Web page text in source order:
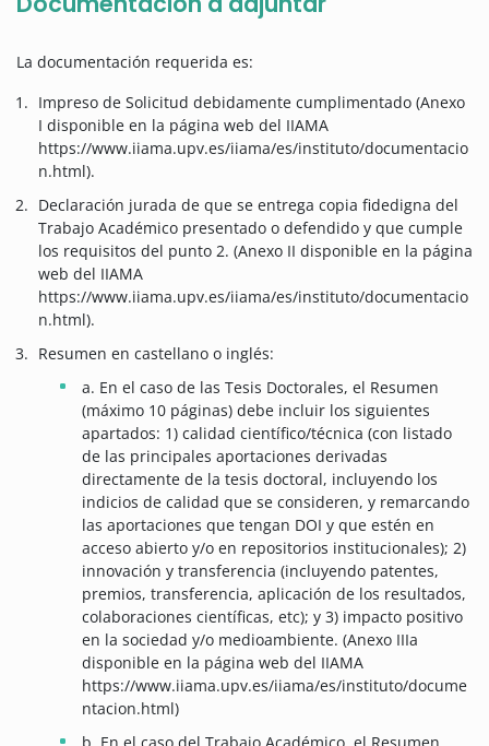
La documentación requerida es:
Impreso de Solicitud debidamente cumplimentado (Anexo
I disponible en la página web del IIAMA
https://www.iiama.upv.es/iiama/es/instituto/documentacio
n.html).
Declaración jurada de que se entrega copia fidedigna del
Trabajo Académico presentado o defendido y que cumple
los requisitos del punto 2. (Anexo II disponible en la página
web del IIAMA
https://www.iiama.upv.es/iiama/es/instituto/documentacio
n.html).
Resumen en castellano o inglés:
a. En el caso de las Tesis Doctorales, el Resumen
(máximo 10 páginas) debe incluir los siguientes
apartados: 1) calidad científico/técnica (con listado
de las principales aportaciones derivadas
directamente de la tesis doctoral, incluyendo los
indicios de calidad que se consideren, y remarcando
las aportaciones que tengan DOI y que estén en
acceso abierto y/o en repositorios institucionales); 2)
innovación y transferencia (incluyendo patentes,
premios, transferencia, aplicación de los resultados,
colaboraciones científicas, etc); y 3) impacto positivo
en la sociedad y/o medioambiente. (Anexo IIIa
disponible en la página web del IIAMA
https://www.iiama.upv.es/iiama/es/instituto/docume
ntacion.html)